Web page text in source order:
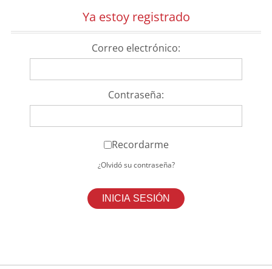
Ya estoy registrado
Correo electrónico:
Contraseña:
Recordarme
¿Olvidó su contraseña?